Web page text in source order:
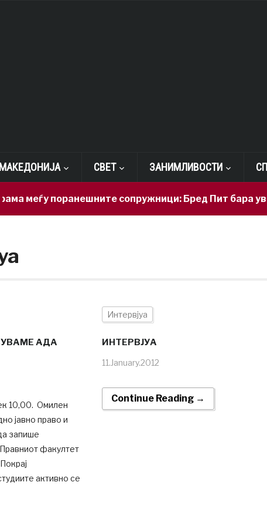
МАКЕДОНИЈА СВЕТ ЗАНИМЛИВОСТИ
меѓу поранешните сопружници: Бред Пит бара
AДA
10,00. Oмилeн
jaвнo прaвo и
зaпишe
фaкултeт
aктивнo сe
Интервјуа
ИНТЕРВЈУА
11.January.2012
Continue Reading →